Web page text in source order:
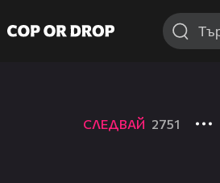
СЛЕДВАЙ 2751